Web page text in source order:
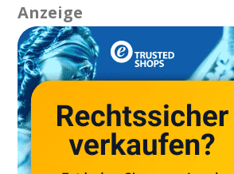
Anzeige